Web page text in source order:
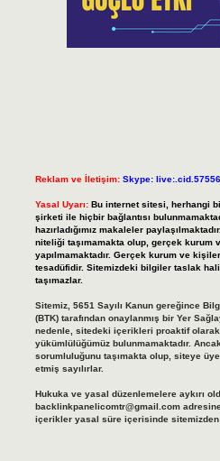
Reklam ve İletişim: Skype:
Yasal Uyarı: Bu internet sitesi, herhangi
şirketi ile hiçbir bağlantısı
hazırladığımız makaleler
niteliği taşımamakta olup, gerçek kurum
yapılmamaktadır. Gerçek kurum ve
tesadüfidir. Sitemizdeki bilgiler taslak
taşımazlar.
Sitemiz, 5651 Sayılı Kanun gereğince
(BTK) tarafından onaylanmış bir Yer
nedenle, sitedeki içerikleri proaktif
yükümlülüğümüz bulunmamaktadır.
sorumluluğunu taşımakta olup, siteye
etmiş sayılırlar.
Hukuka ve yasal düzenlemelere aykırı
backlinkpanelicomtr@gmail.com
içerikler yasal süre içerisinde sitemizden